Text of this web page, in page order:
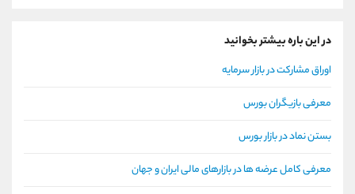
در این باره بیشتر بخوانید
اوراق مشارکت در بازار سرمایه
معرفی بازیگران بورس
بستن نماد در بازار بورس
معرفی کامل عرضه ها در بازارهای مالی ایران و جهان